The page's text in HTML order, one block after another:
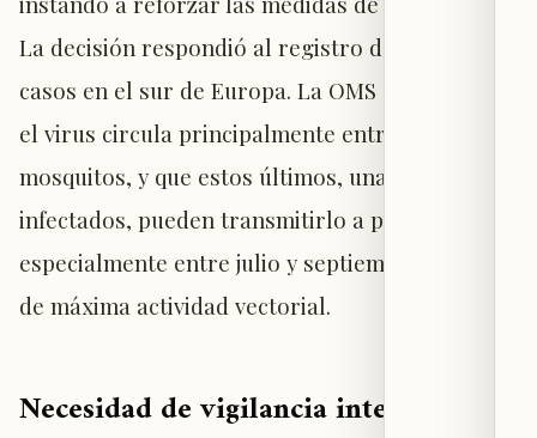
La decisión respondió al registro de múltiples
casos en el sur de Europa. La OMS subrayó que
el virus circula principalmente entre aves y
mosquitos, y que estos últimos, una vez
infectados, pueden transmitirlo a personas,
especialmente entre julio y septiembre, período
de máxima actividad vectorial.
Necesidad de vigilancia intensificada